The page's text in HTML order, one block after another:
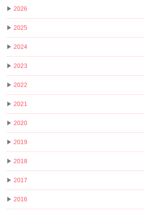
▶ 2026
▶ 2025
▶ 2024
▶ 2023
▶ 2022
▶ 2021
▶ 2020
▶ 2019
▶ 2018
▶ 2017
▶ 2016